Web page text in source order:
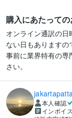
購入にあたって
オンライン通訳の日
ない日もありますの
事前に業界特有の
さい。
本人確認
インボイ